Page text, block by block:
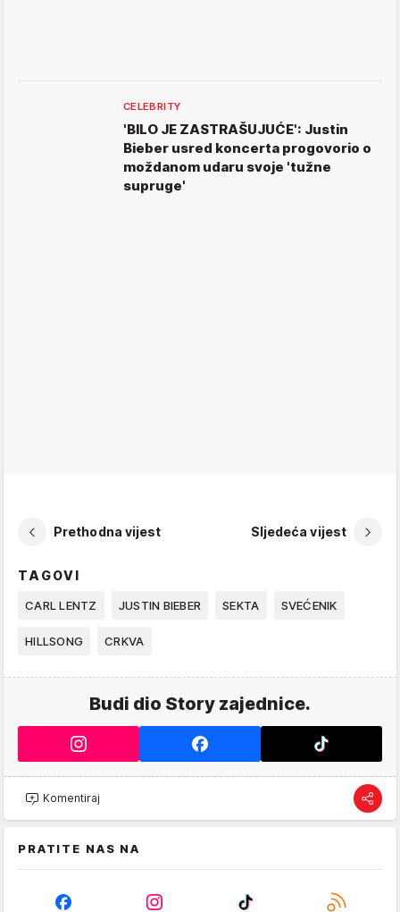
CELEBRITY
'BILO JE ZASTRAŠUJUĆE': Justin
Bieber usred koncerta progovorio o
moždanom udaru svoje 'tužne
supruge'
Prethodna vijest Sljedeća vijest
TAGOVI
CARL LENTZ JUSTIN BIEBER SEKTA SVEĆENIK
HILLSONG CRKVA
Budi dio Story zajednice.
Komentiraj
PRATITE NAS NA